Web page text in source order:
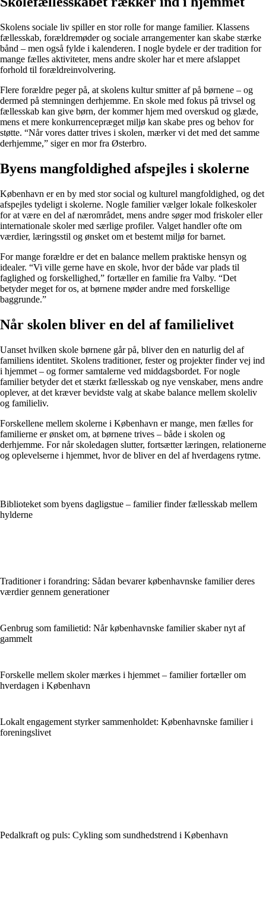
Skolens sociale liv spiller en stor rolle for mange familier. Klassens
fællesskab, forældremøder og sociale arrangementer kan skabe stærke
bånd – men også fylde i kalenderen. I nogle bydele er der tradition for
mange fælles aktiviteter, mens andre skoler har et mere afslappet
forhold til forældreinvolvering.
Flere forældre peger på, at skolens kultur smitter af på børnene – og
dermed på stemningen derhjemme. En skole med fokus på trivsel og
fællesskab kan give børn, der kommer hjem med overskud og glæde,
mens et mere konkurrencepræget miljø kan skabe pres og behov for
støtte. “Når vores datter trives i skolen, mærker vi det med det samme
derhjemme,” siger en mor fra Østerbro.
Byens mangfoldighed afspejles i skolerne
København er en by med stor social og kulturel mangfoldighed, og det
afspejles tydeligt i skolerne. Nogle familier vælger lokale folkeskoler
for at være en del af nærområdet, mens andre søger mod friskoler eller
internationale skoler med særlige profiler. Valget handler ofte om
værdier, læringsstil og ønsket om et bestemt miljø for barnet.
For mange forældre er det en balance mellem praktiske hensyn og
idealer. “Vi ville gerne have en skole, hvor der både var plads til
faglighed og forskellighed,” fortæller en familie fra Valby. “Det
betyder meget for os, at børnene møder andre med forskellige
baggrunde.”
Når skolen bliver en del af familielivet
Uanset hvilken skole børnene går på, bliver den en naturlig del af
familiens identitet. Skolens traditioner, fester og projekter finder vej ind
i hjemmet – og former samtalerne ved middagsbordet. For nogle
familier betyder det et stærkt fællesskab og nye venskaber, mens andre
oplever, at det kræver bevidste valg at skabe balance mellem skoleliv
og familieliv.
Forskellene mellem skolerne i København er mange, men fælles for
familierne er ønsket om, at børnene trives – både i skolen og
derhjemme. For når skoledagen slutter, fortsætter læringen, relationerne
og oplevelserne i hjemmet, hvor de bliver en del af hverdagens rytme.
Biblioteket som byens dagligstue – familier finder fællesskab mellem
hylderne
Traditioner i forandring: Sådan bevarer københavnske familier deres
værdier gennem generationer
Genbrug som familietid: Når københavnske familier skaber nyt af
gammelt
Forskelle mellem skoler mærkes i hjemmet – familier fortæller om
hverdagen i København
Lokalt engagement styrker sammenholdet: Københavnske familier i
foreningslivet
Pedalkraft og puls: Cykling som sundhedstrend i København